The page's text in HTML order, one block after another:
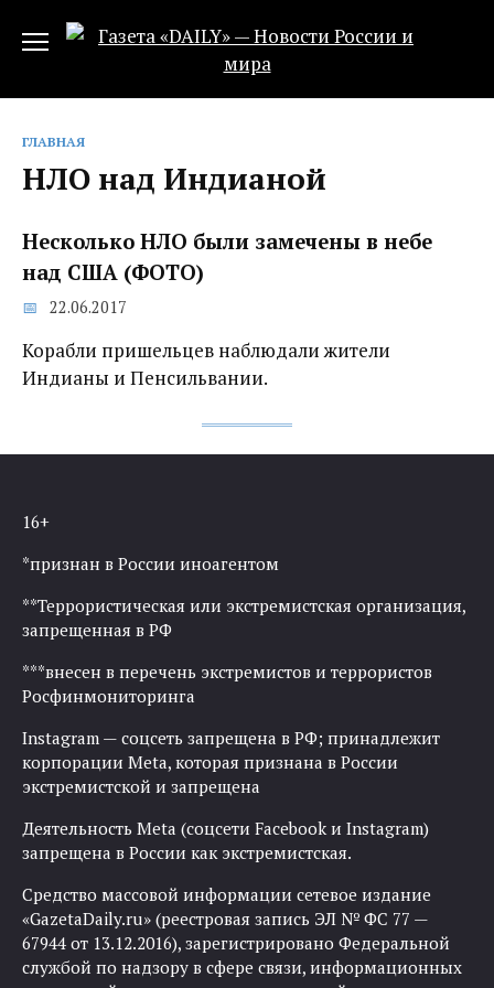
ГЛАВНАЯ
НЛО над Индианой
Несколько НЛО были замечены в небе
над США (ФОТО)
22.06.2017
Корабли пришельцев наблюдали жители
Индианы и Пенсильвании.
16+
*признан в России иноагентом
**Террористическая или экстремистская организация,
запрещенная в РФ
***внесен в перечень экстремистов и террористов
Росфинмониторинга
Instagram — соцсеть запрещена в РФ; принадлежит
корпорации Meta, которая признана в России
экстремистской и запрещена
Деятельность Meta (соцсети Facebook и Instagram)
запрещена в России как экстремистская.
Средство массовой информации сетевое издание
«GazetaDaily.ru» (реестровая запись ЭЛ № ФС 77 —
67944 от 13.12.2016), зарегистрировано Федеральной
службой по надзору в сфере связи, информационных